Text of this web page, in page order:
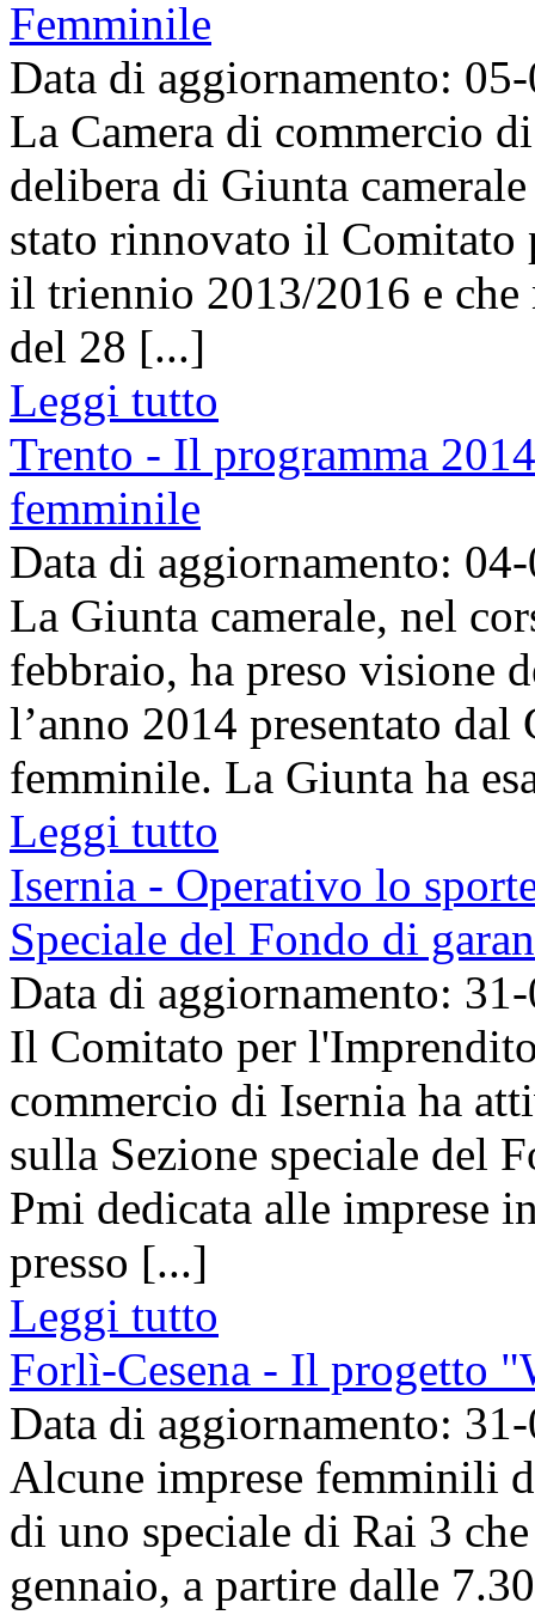
Femminile
Data di aggiornamento:
La Camera di commercio
delibera di Giunta
stato rinnovato il
il triennio 2013/2016 e
del 28 [...]
Leggi tutto
Trento - Il programma
femminile
Data di aggiornamento:
La Giunta camerale, nel
febbraio, ha preso visione
l’anno 2014 presentato
femminile. La Giunta ha
Leggi tutto
Isernia - Operativo lo
Speciale del Fondo di
Data di aggiornamento:
Il Comitato per
commercio di Isernia ha
sulla Sezione speciale del
Pmi dedicata alle imprese
presso [...]
Leggi tutto
Forlì-Cesena - Il progetto
Data di aggiornamento:
Alcune imprese femminili
di uno speciale di Rai 3
gennaio, a partire dalle